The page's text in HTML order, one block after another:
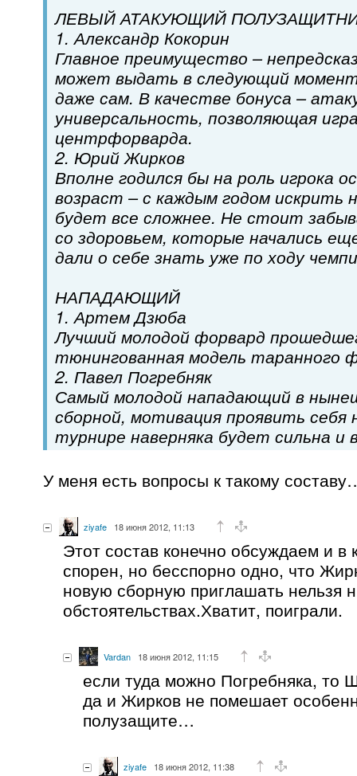
ЛЕВЫЙ АТАКУЮЩИЙ
1. Александр Кокорин
Главное преимущество –
может выдать в следующий
даже сам. В качестве бонуса –
универсальность, позволяющая
центрфорварда.
2. Юрий Жирков
Вполне годился бы на роль игрока
возраст – с каждым годом искрить
будет все сложнее. Не стоит
со здоровьем, которые начались
дали о себе знать уже по ходу
НАПАДАЮЩИЙ
1. Артем Дзюба
Лучший молодой форвард
тюнингованная модель таранного
2. Павел Погребняк
Самый молодой нападающий в
сборной, мотивация проявить себя
турнире наверняка будет сильна и
У меня есть вопросы к такому
ziyafe 18 июня 2012, 11:13
Этот состав конечно обсуждаем и в
спорен, но бесспорно одно, что
новую сборную приглашать нельзя
обстоятельствах.Хватит, поиграли.
Vardan 18 июня 2012, 11:15
если туда можно Погребняка, то
да и Жирков не помешает
полузащите…
ziyafe 18 июня 2012, 11:38